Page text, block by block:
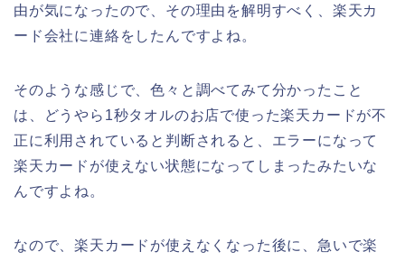
由が気になったので、その理由を解明すべく、楽天カ
ード会社に連絡をしたんですよね。
そのような感じで、色々と調べてみて分かったこと
は、どうやら1秒タオルのお店で使った楽天カードが不
正に利用されていると判断されると、エラーになって
楽天カードが使えない状態になってしまったみたいな
んですよね。
なので、楽天カードが使えなくなった後に、急いで楽